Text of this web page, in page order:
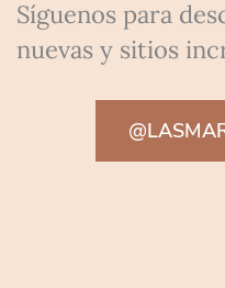
Síguenos para
nuevas y sitios